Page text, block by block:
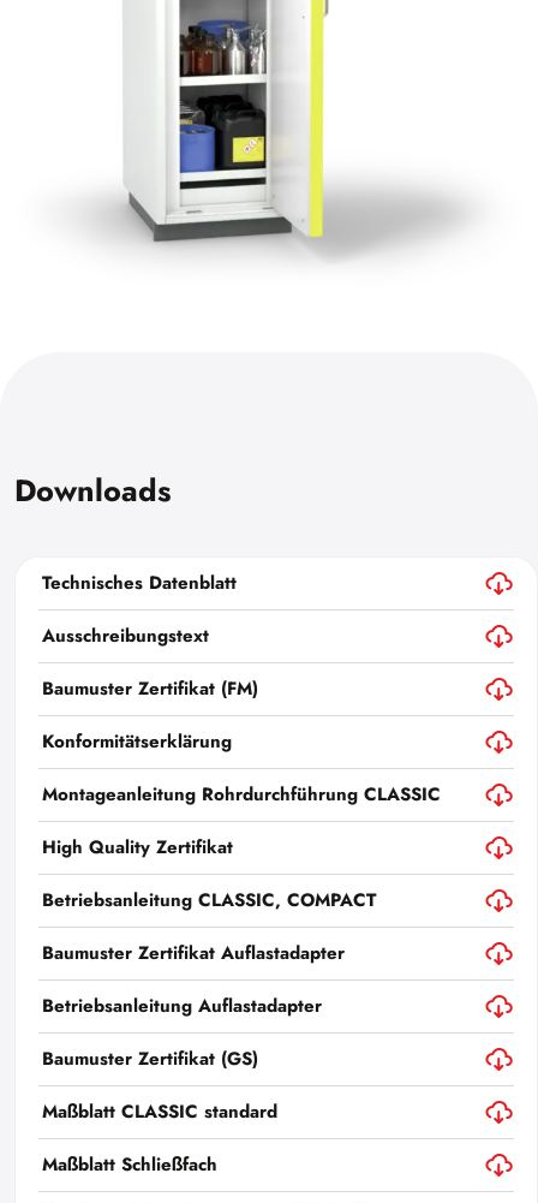
Downloads
Technisches Datenblatt
Ausschreibungstext
Baumuster Zertifikat (FM)
Konformitätserklärung
Montageanleitung Rohrdurchführung CLASSIC
High Quality Zertifikat
Betriebsanleitung CLASSIC, COMPACT
Baumuster Zertifikat Auflastadapter
Betriebsanleitung Auflastadapter
Baumuster Zertifikat (GS)
Maßblatt CLASSIC standard
Maßblatt Schließfach